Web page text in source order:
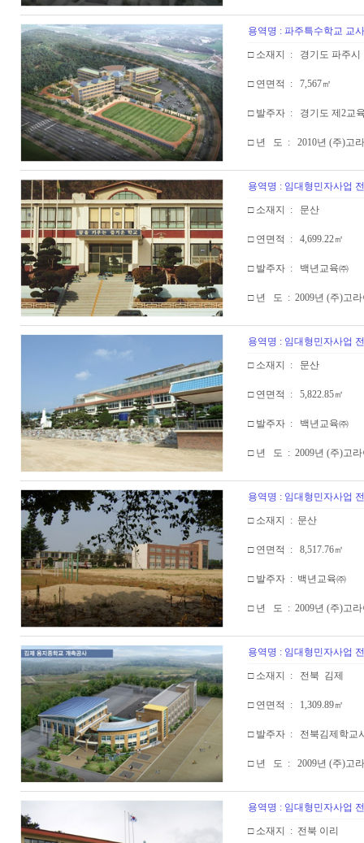
용역명 : 파주특수학교 교
□ 소재지 : 경기도 파주시
□ 연면적 : 7,567㎡
□ 발주자 : 경기도 제2교
□ 년 도 : 2010년 (주)고
용역명 : 임대형민자사업
□ 소재지 : 문산
□ 연면적 : 4,699.22㎡
□ 발주자 : 백년교육㈜
□ 년 도 : 2009년 (주)고라
용역명 : 임대형민자사업
□ 소재지 : 문산
□ 연면적 : 5,822.85㎡
□ 발주자 : 백년교육㈜
□ 년 도 : 2009년 (주)고라
용역명 : 임대형민자사업
□ 소재지 : 문산
□ 연면적 : 8,517.76㎡
□ 발주자 : 백년교육㈜
□ 년 도 : 2009년 (주)고라
용역명 : 임대형민자사업
□ 소재지 : 전북 김제
□ 연면적 : 1,309.89㎡
□ 발주자 : 전북김제학교
□ 년 도 : 2009년 (주)고
용역명 : 임대형민자사업
□ 소재지 : 전북 이리